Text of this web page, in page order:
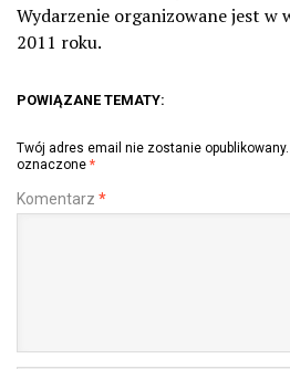
Wydarzenie organizowane jest w
2011 roku.
POWIĄZANE TEMATY:
Twój adres email nie zostanie opublikowany.
oznaczone *
Komentarz *